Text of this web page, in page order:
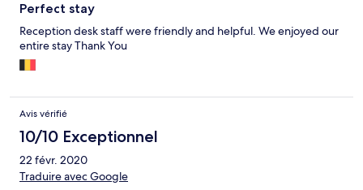
Perfect stay
Reception desk staff were friendly and helpful. We enjoyed our
entire stay Thank You
Avis vérifié
10/10 Exceptionnel
22 févr. 2020
Traduire avec Google